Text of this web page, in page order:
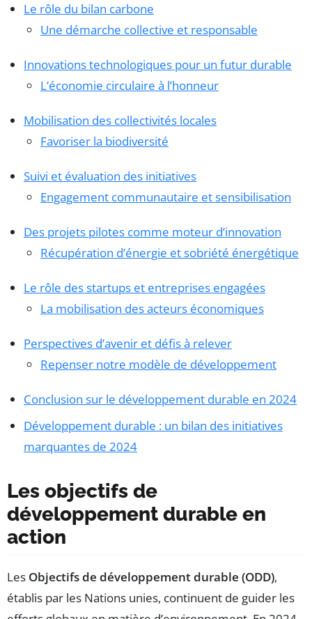
Le rôle du bilan carbone
Une démarche collective et responsable
Innovations technologiques pour un futur durable
L’économie circulaire à l’honneur
Mobilisation des collectivités locales
Favoriser la biodiversité
Suivi et évaluation des initiatives
Engagement communautaire et sensibilisation
Des projets pilotes comme moteur d’innovation
Récupération d’énergie et sobriété énergétique
Le rôle des startups et entreprises engagées
La mobilisation des acteurs économiques
Perspectives d’avenir et défis à relever
Repenser notre modèle de développement
Conclusion sur le développement durable en 2024
Développement durable : un bilan des initiatives
marquantes de 2024
Les objectifs de
développement durable en
action
Les Objectifs de développement durable (ODD),
établis par les Nations unies, continuent de guider les